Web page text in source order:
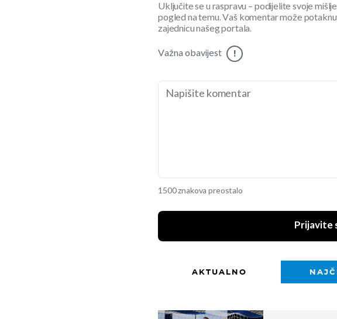
Uključite se u raspravu – podijelite svoje
pogled na temu. Vaš komentar može
zajednicu našeg portala.
Važna obavijest !
1500 znakova preostalo
Prijavite
AKTUALNO